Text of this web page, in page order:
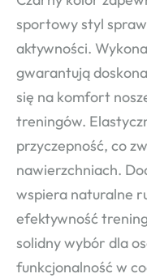
sportowy styl
aktywności.
gwarantują
się na komfort
treningów.
przyczepność, co
nawierzchniach.
wspiera naturalne
efektywność
solidny wybór dla
funkcjonalność w